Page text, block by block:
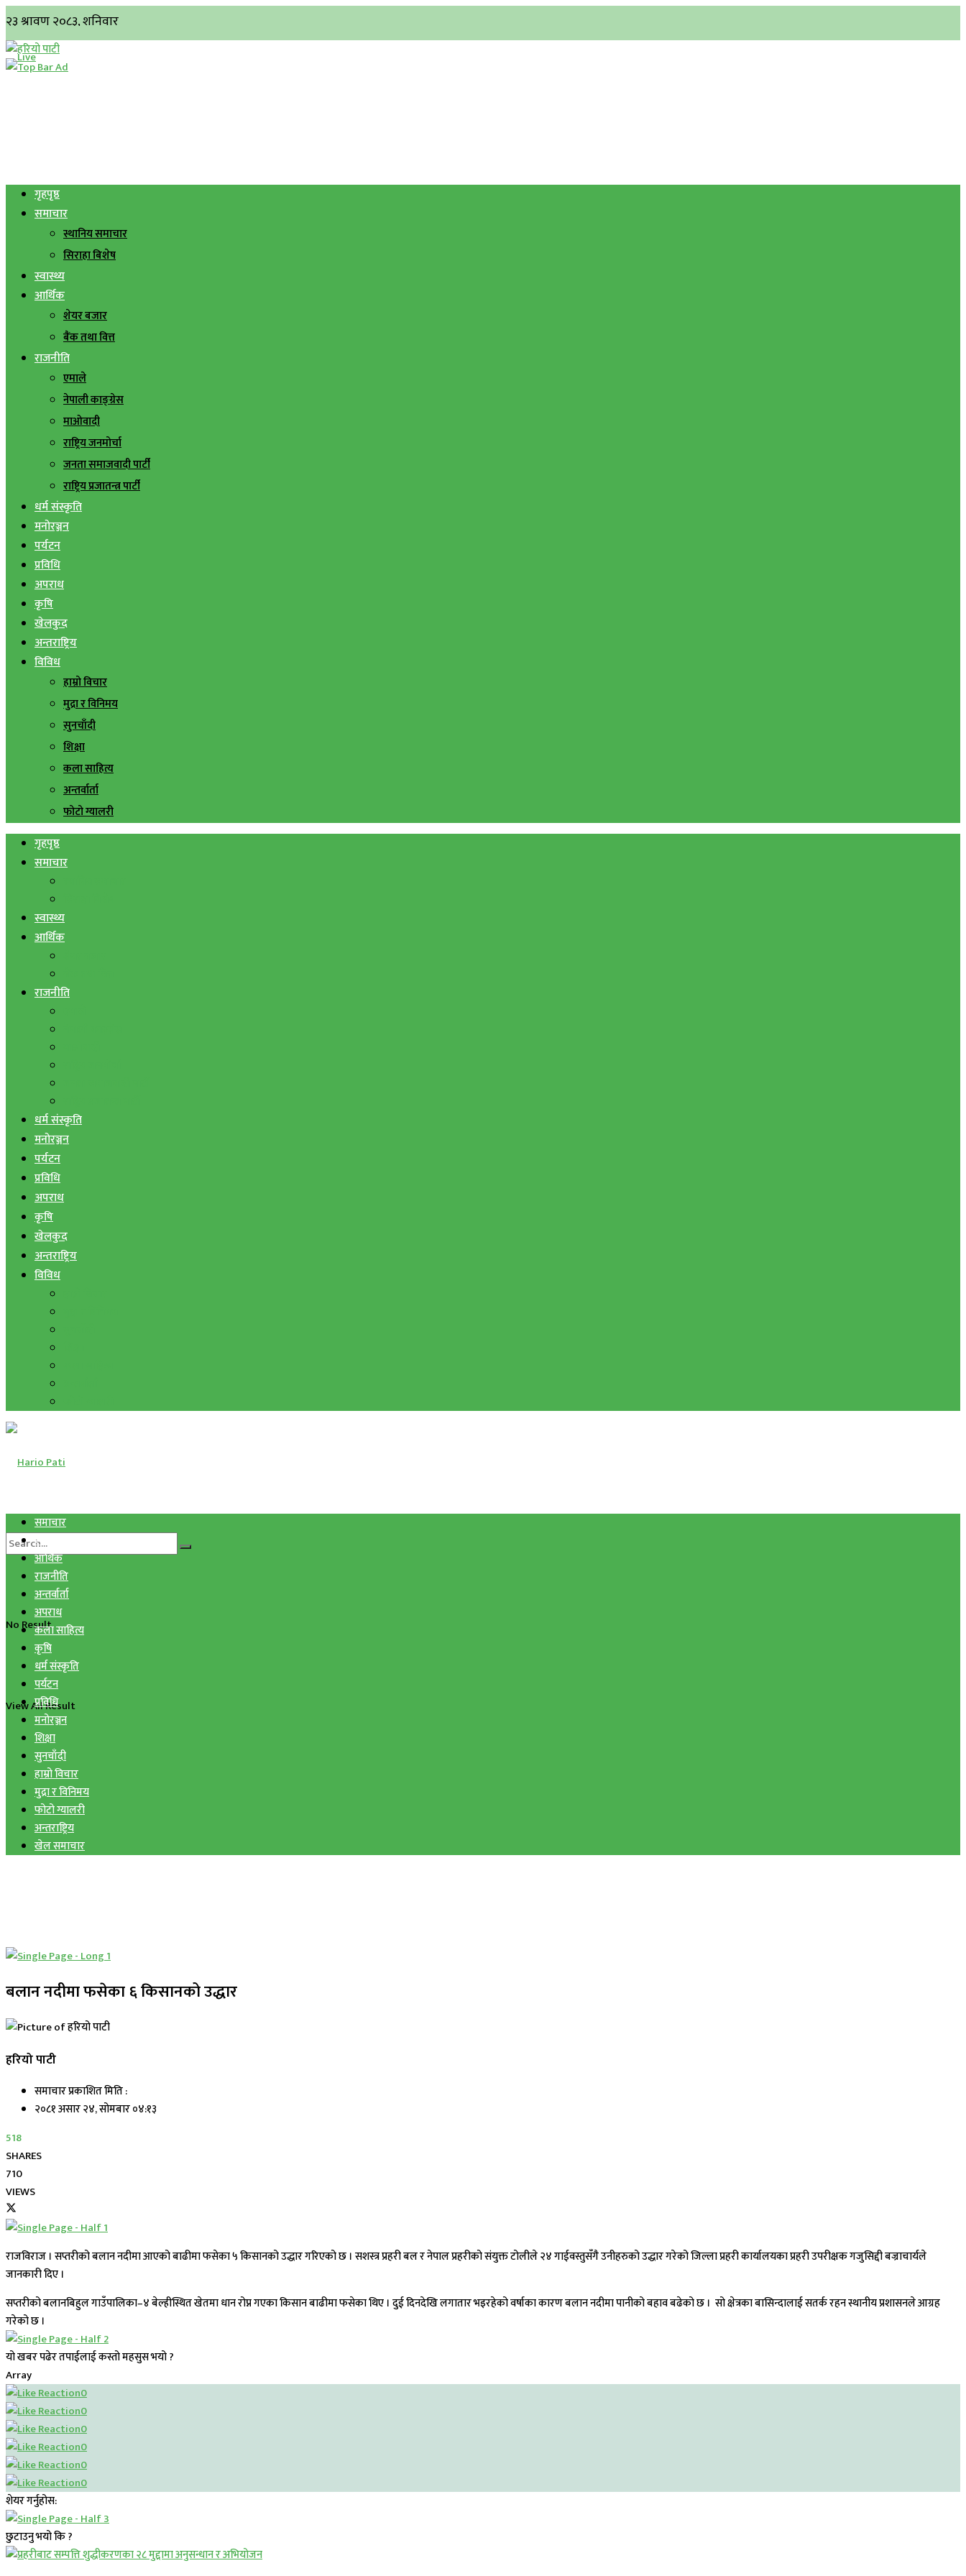
गृहपृष्ठ
समाचार
स्थानिय समाचार
सिराहा बिशेष
स्वास्थ्य
आर्थिक
शेयर बजार
बैंक तथा वित्त
राजनीति
एमाले
नेपाली काङ्ग्रेस
माओवादी
राष्ट्रिय जनमोर्चा
जनता समाजवादी पार्टी
राष्ट्रिय प्रजातन्त्र पार्टी
धर्म संस्कृति
मनोरञ्जन
पर्यटन
प्रविधि
अपराध
कृषि
खेलकुद
अन्तराष्ट्रिय
विविध
हाम्रो विचार
मुद्रा र विनिमय
सुनचाँदी
शिक्षा
कला साहित्य
अन्तर्वार्ता
फोटो ग्यालरी
गृहपृष्ठ
समाचार
स्वास्थ्य
आर्थिक
राजनीति
धर्म संस्कृति
मनोरञ्जन
पर्यटन
प्रविधि
अपराध
कृषि
खेलकुद
अन्तराष्ट्रिय
विविध
No Result
View All Result
समाचार
स्वास्थ्य
आर्थिक
राजनीति
अन्तर्वार्ता
अपराध
कला साहित्य
कृषि
धर्म संस्कृति
पर्यटन
प्रविधि
मनोरञ्जन
शिक्षा
सुनचाँदी
हाम्रो विचार
मुद्रा र विनिमय
फोटो ग्यालरी
अन्तराष्ट्रिय
खेल समाचार
बलान नदीमा फसेका ६ किसानको उद्धार
हरियो पाटी
समाचार प्रकाशित मिति :
२०८१ असार २४, सोमबार ०४:१३
518
SHARES
710
VIEWS
राजविराज । सप्तरीको बलान नदीमा आएको बाढीमा फसेका ५ किसानको उद्धार गरिएको छ । सशस्त्र प्रहरी बल र नेपाल प्रहरीको संयुक्त टोलीले २४ गाईवस्तुसँगै उनीहरुको उद्धार गरेको जिल्ला प्रहरी कार्यालयका प्रहरी उपरीक्षक गजुसिद्दी बज्राचार्यले
जानकारी दिए ।
सप्तरीको बलानबिहुल गाउँपालिका–४ बेल्हीस्थित खेतमा धान रोप्न गएका किसान बाढीमा फसेका थिए । दुई दिनदेखि लगातार भइरहेको वर्षाका कारण बलान नदीमा पानीको बहाव बढेको छ । सो क्षेत्रका बासिन्दालाई सतर्क रहन स्थानीय प्रशासनले आग्रह
गरेको छ ।
यो खबर पढेर तपाईलाई कस्तो महसुस भयो ?
Array
0
0
0
0
0
0
शेयर गर्नुहोस:
छुटाउनु भयो कि ?